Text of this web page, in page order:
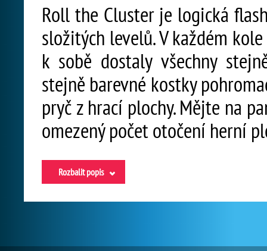
Roll the Cluster je logická
složitých levelů. V každém
k sobě dostaly všechny
stejně barevné kostky
pryč z hrací plochy. Mějte na
omezený počet otočení herní
Rozbalit popis